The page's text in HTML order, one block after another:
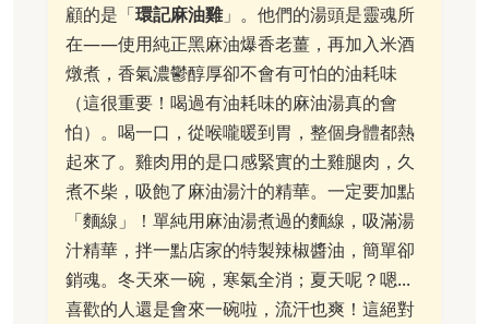
顧的是「環記麻油雞」。他們的湯頭是靈魂所
在——使用純正黑麻油爆香老薑，再加入米酒
燉煮，香氣濃鬱醇厚卻不會有可怕的油耗味
（這很重要！喝過有油耗味的麻油湯真的會
怕）。喝一口，從喉嚨暖到胃，整個身體都熱
起來了。雞肉用的是口感緊實的土雞腿肉，久
煮不柴，吸飽了麻油湯汁的精華。一定要加點
「麵線」！單純用麻油湯煮過的麵線，吸滿湯
汁精華，拌一點店家的特製辣椒醬油，簡單卻
銷魂。冬天來一碗，寒氣全消；夏天呢？嗯...
喜歡的人還是會來一碗啦，流汗也爽！這絕對